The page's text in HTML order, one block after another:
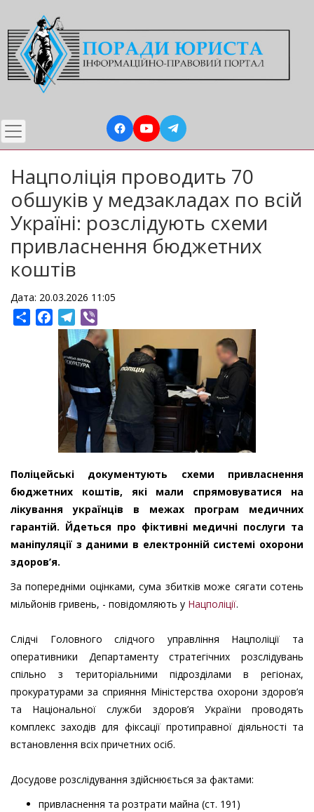
до
основного
вмісту
Нацполіція проводить 70
обшуків у медзакладах по всій
Україні: розслідують схеми
привласнення бюджетних
коштів
Дата: 20.03.2026 11:05
ShareFacebookTelegram
Поліцейські документують схеми привласнення
бюджетних коштів, які мали спрямовуватися на
лікування українців в межах програм медичних
гарантій. Йдеться про фіктивні медичні послуги та
маніпуляції з даними в електронній системі охорони
здоров’я.
За попередніми оцінками, сума збитків може сягати сотень
мільйонів гривень, - повідомляють у Нацполіції.
Слідчі Головного слідчого управління Нацполіції та
оперативники Департаменту стратегічних розслідувань
спільно з територіальними підрозділами в регіонах,
прокуратурами за сприяння Міністерства охорони здоров’я
та Національної служби здоров’я України проводять
комплекс заходів для фіксації протиправної діяльності та
встановлення всіх причетних осіб.
Досудове розслідування здійснюється за фактами:
привласнення та розтрати майна (ст. 191)